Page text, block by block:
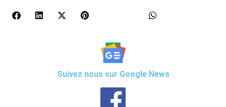
Suivez nous sur Google News